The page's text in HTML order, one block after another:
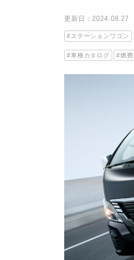
更新日：2024.08.27
ステーションワゴン
車種カタログ 燃費